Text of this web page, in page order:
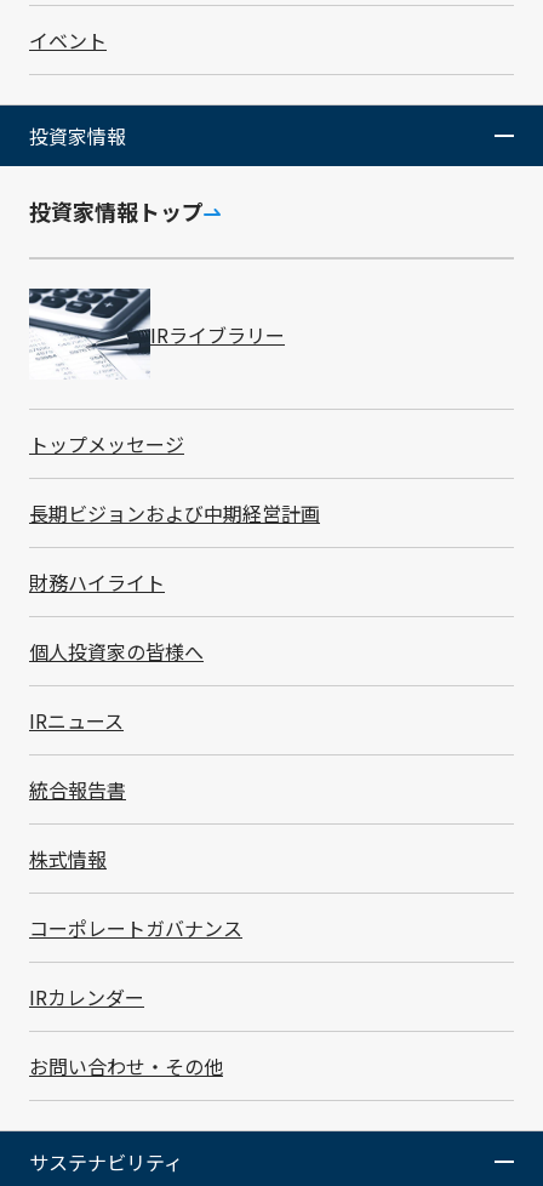
イベント
投資家情報
投資家情報トップ
IRライブラリー
トップメッセージ
長期ビジョンおよび中期経営計画
財務ハイライト
個人投資家の皆様へ
IRニュース
統合報告書
株式情報
コーポレートガバナンス
IRカレンダー
お問い合わせ・その他
サステナビリティ
本技術は小売店頭だけでなく、物流倉庫のピッキング
棚や製造現場の部品供給など、正確な「現物在庫」の把
握が求められる幅広い現場に応用可能です。
全体在庫の管理を超え、「今、その場にある在庫」を可
視化することで、サプライチェーン全体の効率化に貢献
します。
在庫状況の高精度な可視化
赤外線ToFセンサーにより、棚奥の基準面までの距離を
精密に測定し、在庫数として可視化。目視確認を不要と
し、人的ミスや欠品リスクを低減します。
振動検知による省電力・効率的なデータ送信
量の最小化を両立します。
約8年間駆動の長寿命設計
低消費電力のLoRaWAN®通信を採用し、単3電池2本で
約8年間の連続運用が可能（1日30回の送信を想定）。
後付け可能なコンパクト設計
小型筐体（55mm×100mm×23mm）により既存什器
間で導入できます。
今後は、無線給電技術の統合によるさらなるメンテナ
ンスフリー化や、在庫管理アプリケーションとの連携を
進めてまいります。
また、商品棚や物流什器への展開を見据え、サイズや仕
様のカスタム提案にも柔軟に対応し、ハード・ソフト両
面から流通・小売・物流業界全体のDXを支援してまい
ります。
用途
等）における多品種・高回転商品の商品棚の在庫可視化
および欠品検知
物流倉庫内における小物品の在庫管理
発表日
2026年2月25日
リリース番号
1186SCI
製品名
LoRaWAN®対応 在庫